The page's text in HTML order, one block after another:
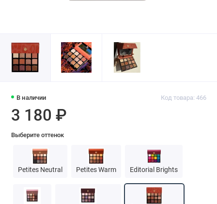
В наличии Код товара: 466
3 180 ₽
Выберите оттенок
Petites Neutral Petites Warm Editorial Brights